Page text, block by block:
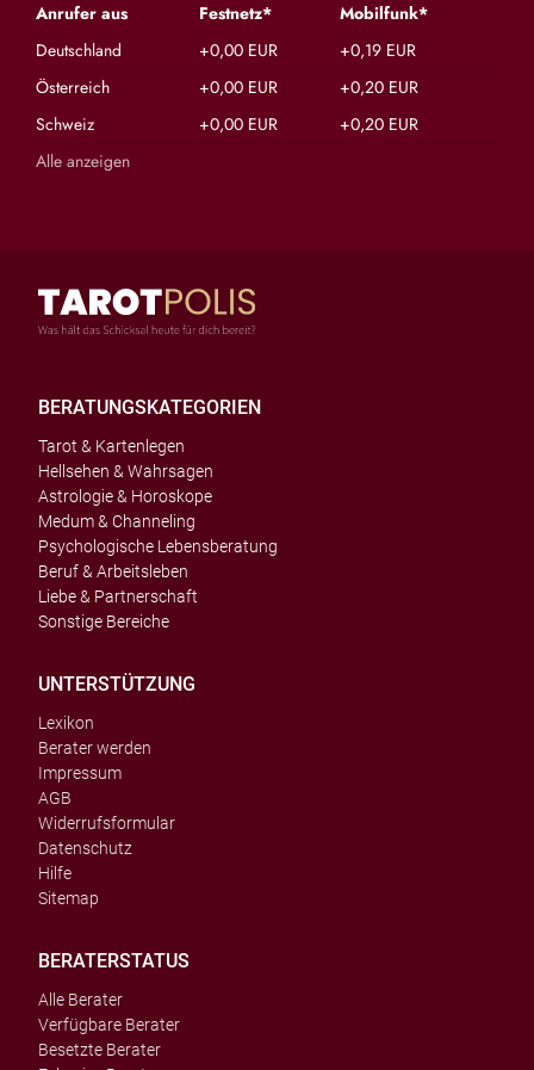
Anrufer aus Festnetz*
Mobilfunk*
Deutschland
+0,00 EUR
+0,19 EUR
Österreich
+0,00 EUR
+0,20 EUR
Schweiz
+0,00 EUR
+0,20 EUR
Alle anzeigen
BERATUNGSKATEGORIEN
Tarot & Kartenlegen
Hellsehen & Wahrsagen
Astrologie & Horoskope
Medum & Channeling
Psychologische Lebensberatung
Beruf & Arbeitsleben
Liebe & Partnerschaft
Sonstige Bereiche
UNTERSTÜTZUNG
Lexikon
Berater werden
Impressum
AGB
Widerrufsformular
Datenschutz
Hilfe
Sitemap
BERATERSTATUS
Alle Berater
Verfügbare Berater
Besetzte Berater